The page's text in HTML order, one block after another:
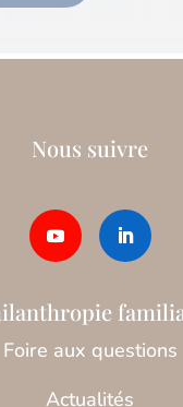
Nous suivre
Foire aux questions
Actualités